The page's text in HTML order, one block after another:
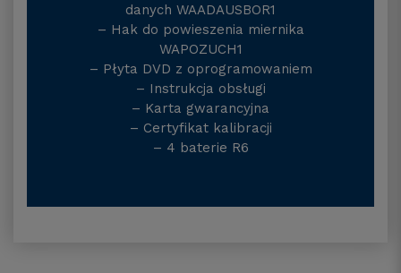
danych WAADAUSBOR1
– Hak do powieszenia miernika
WAPOZUCH1
– Płyta DVD z oprogramowaniem
– Instrukcja obsługi
– Karta gwarancyjna
– Certyfikat kalibracji
– 4 baterie R6